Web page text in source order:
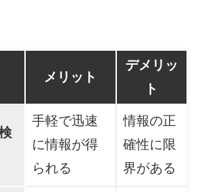
メリット
デメリッ
ト
手軽で迅速
に情報が得
られる
情報の正
確性に限
界がある